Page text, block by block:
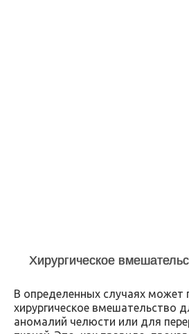
Хирургическое
В определенных случаях может
хирургическое вмешательство
аномалий челюсти или для